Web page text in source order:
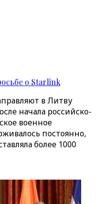
о Starlink
в Литву
начала российско-
военное
постоянно,
более 1000